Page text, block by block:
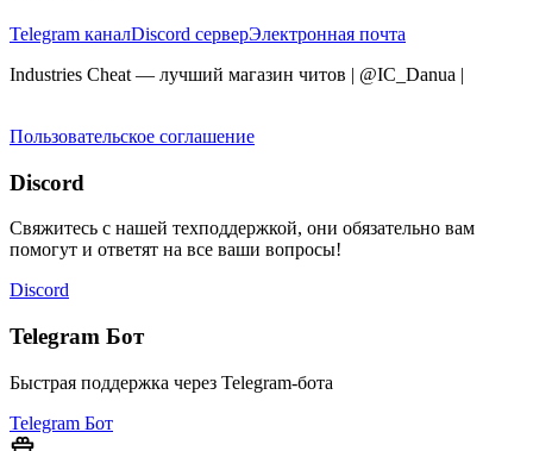
Telegram каналDiscord серверЭлектронная почта
Industries Cheat — лучший магазин читов | @IC_Danua |
Пользовательское соглашение
Discord
Свяжитесь с нашей техподдержкой, они обязательно вам
помогут и ответят на все ваши вопросы!
Discord
Telegram Бот
Быстрая поддержка через Telegram-бота
Telegram Бот